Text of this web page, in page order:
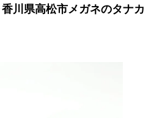
川県高松市メガネのタナカ